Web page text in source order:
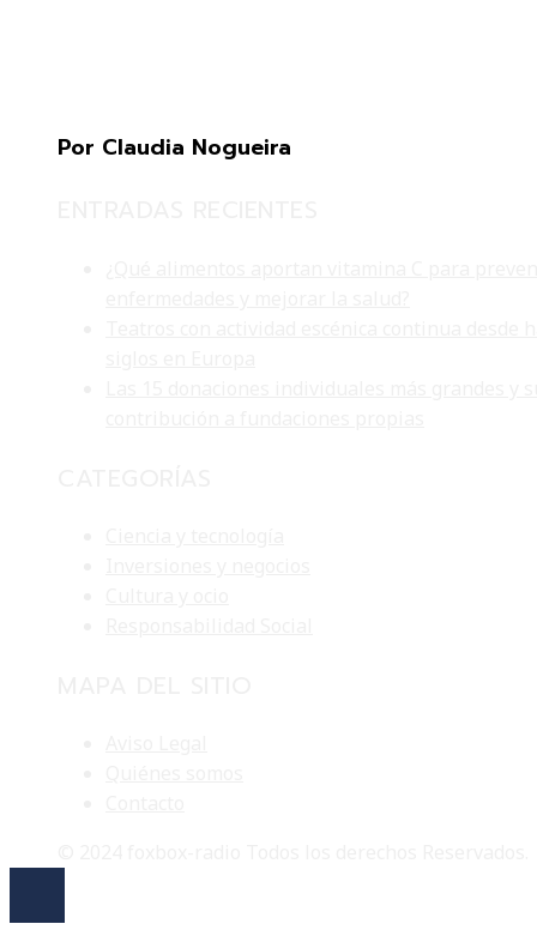
Por Claudia Nogueira